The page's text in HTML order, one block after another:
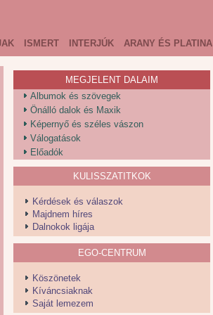
ISMERT INTERJÚK ARANY ÉS PLATINA
MEGJELENT DALAIM
Albumok és szövegek
Önálló dalok és Maxik
Képernyő és széles vászon
Válogatások
Előadók
KULISSZATITKOK
Kérdések és válaszok
Majdnem híres
Dalnokok ligája
EGO-CENTRUM
Köszönetek
Kíváncsiaknak
Saját lemezem